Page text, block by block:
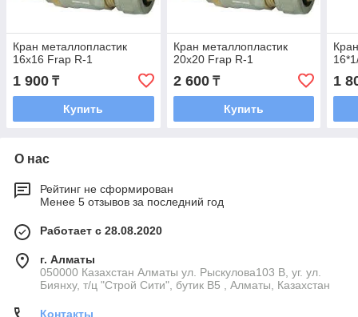
Кран металлопластик
16x16 Frap R-1
1 900 ₸
Купить
Кран металлопластик
20x20 Frap R-1
2 600₸
Купить
1
О нас
Рейтинг не сформирован
Менее 5 отзывов за последний год
Работает с 28.08.2020
г. Алматы
050000 Казахстан Алматы ул. Рыскулова103 В, уг. ул.
Биянху, т/ц "Строй Сити", бутик В5 , Алматы, Казахстан
Контакты